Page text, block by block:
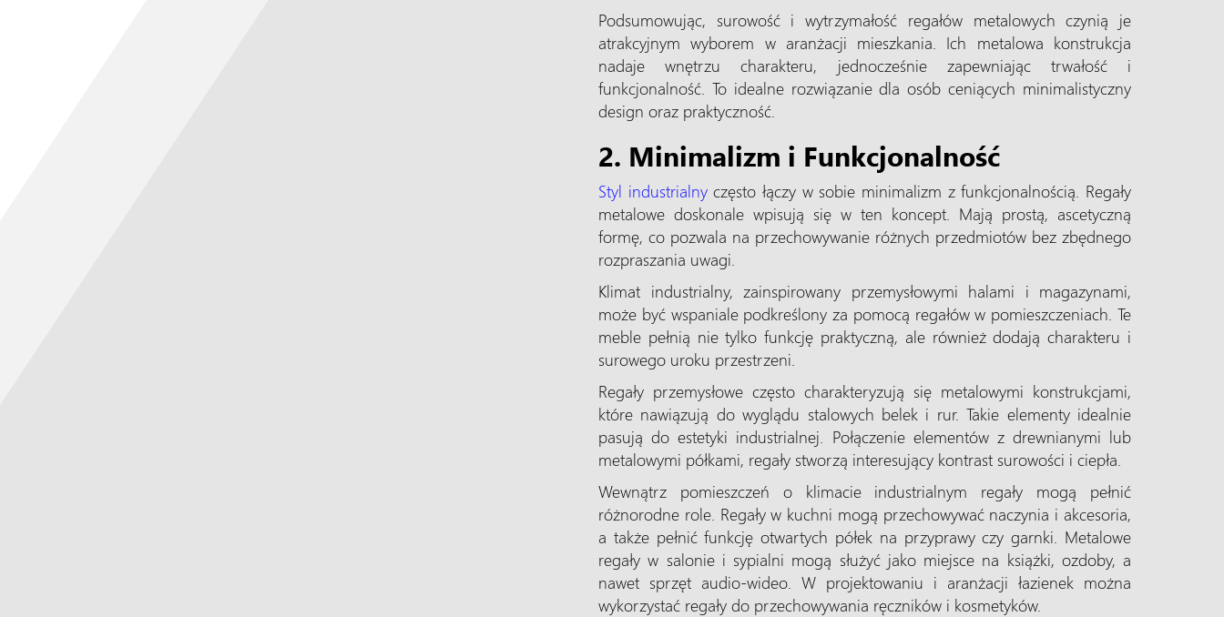
Podsumowując, surowość i wytrzymałość regałów metalowych czynią je
atrakcyjnym wyborem w aranżacji mieszkania. Ich metalowa konstrukcja
nadaje wnętrzu charakteru, jednocześnie zapewniając trwałość i
funkcjonalność. To idealne rozwiązanie dla osób ceniących minimalistyczny
design oraz praktyczność.
2. Minimalizm i Funkcjonalność
Styl industrialny często łączy w sobie minimalizm z funkcjonalnością. Regały
metalowe doskonale wpisują się w ten koncept. Mają prostą, ascetyczną
formę, co pozwala na przechowywanie różnych przedmiotów bez zbędnego
rozpraszania uwagi.
Klimat industrialny, zainspirowany przemysłowymi halami i magazynami,
może być wspaniale podkreślony za pomocą regałów w pomieszczeniach. Te
meble pełnią nie tylko funkcję praktyczną, ale również dodają charakteru i
surowego uroku przestrzeni.
Regały przemysłowe często charakteryzują się metalowymi konstrukcjami,
które nawiązują do wyglądu stalowych belek i rur. Takie elementy idealnie
pasują do estetyki industrialnej. Połączenie elementów z drewnianymi lub
metalowymi półkami, regały stworzą interesujący kontrast surowości i ciepła.
Wewnątrz pomieszczeń o klimacie industrialnym regały mogą pełnić
różnorodne role. Regały w kuchni mogą przechowywać naczynia i akcesoria,
a także pełnić funkcję otwartych półek na przyprawy czy garnki. Metalowe
regały w salonie i sypialni mogą służyć jako miejsce na książki, ozdoby, a
nawet sprzęt audio-wideo. W projektowaniu i aranżacji łazienek można
wykorzystać regały do przechowywania ręczników i kosmetyków.